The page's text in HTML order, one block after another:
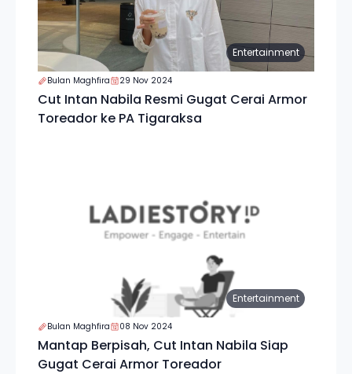
Entertainment
Bulan Maghfira 29 Nov 2024
Cut Intan Nabila Resmi Gugat Cerai Armor
Toreador ke PA Tigaraksa
Entertainment
Bulan Maghfira 08 Nov 2024
Mantap Berpisah, Cut Intan Nabila Siap
Gugat Cerai Armor Toreador